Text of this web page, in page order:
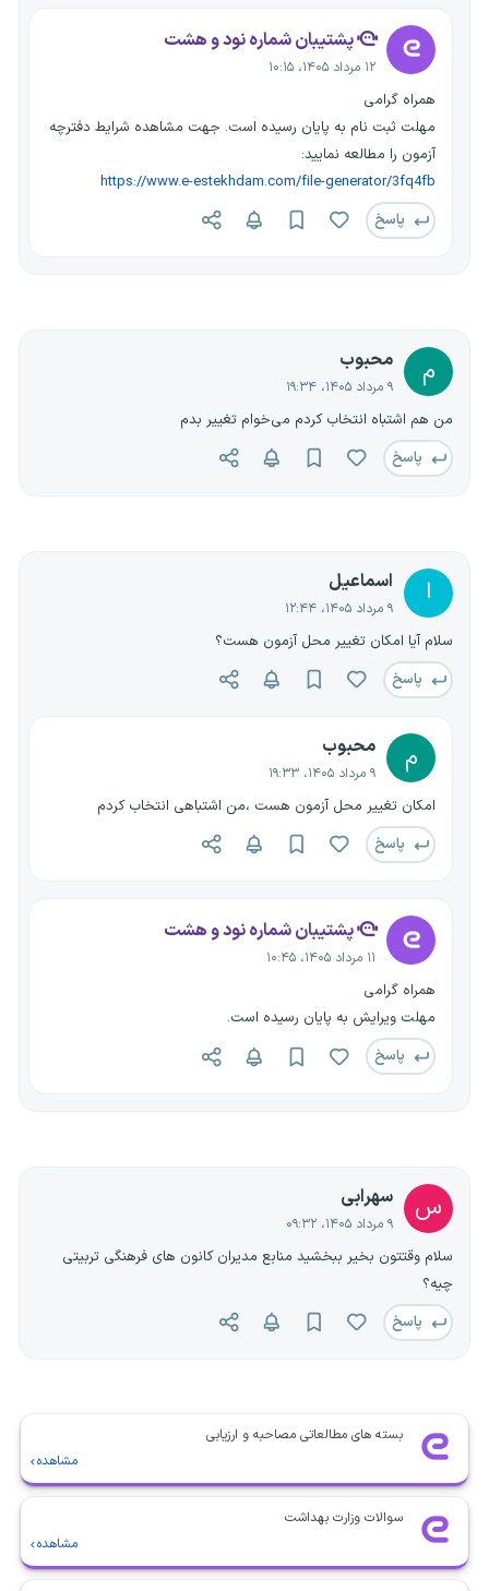
پشتیبان شماره نود و هشت
۱۲ مرداد ۱۴۰۵، ۱۰:۱۵
همراه گرامی
مهلت ثبت نام به پایان رسیده است. جهت مشاهده شرایط دفترچه
آزمون را مطالعه نمایید:
https://www.e-estekhdam.com/file-generator/3fq4fb
پاسخ
م محبوب
۹ مرداد ۱۴۰۵، ۱۹:۳۴
من هم اشتباه انتخاب کردم می‌خوام تغییر بدم
پاسخ
ا اسماعیل
۹ مرداد ۱۴۰۵، ۱۲:۴۴
سلام آیا امکان تغییر محل آزمون هست؟
پاسخ
م محبوب
۹ مرداد ۱۴۰۵، ۱۹:۳۳
امکان تغییر محل آزمون هست ،من اشتباهی انتخاب کردم
پاسخ
پشتیبان شماره نود و هشت
۱۱ مرداد ۱۴۰۵، ۱۰:۴۵
همراه گرامی
مهلت ویرایش به پایان رسیده است.
پاسخ
س سهرابی
۹ مرداد ۱۴۰۵، ۰۹:۳۲
سلام وقتتون بخیر ببخشید منابع مدیران کانون های فرهنگی تربیتی
چیه؟
پاسخ
بسته های مطالعاتی مصاحبه و ارزیابی
مشاهده
سوالات وزارت بهداشت
مشاهده